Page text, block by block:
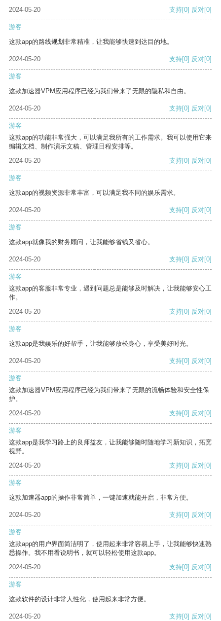
2024-05-20
支持[0] 反对[0]
游客
这款app的路线规划非常精准，让我能够快速到达目的地。
2024-05-20 支持[0] 反对[0]
游客
这款加速器VPM应用程序已经为我们带来了无限的隐私和自由。
2024-05-20 支持[0] 反对[0]
游客
这款app的功能非常强大，可以满足我所有的工作需求。我可以使用它来
编辑文档、制作演示文稿、管理日程安排等。
2024-05-20
支持[0] 反对[0]
游客
这款app的视频资源非常丰富，可以满足我不同的娱乐需求。
2024-05-20 支持[0] 反对[0]
游客
这款app就像我的财务顾问，让我能够省钱又省心。
2024-05-20 支持[0] 反对[0]
游客
这款app的客服非常专业，遇到问题总是能够及时解决，让我能够安心工
作。
2024-05-20
支持[0] 反对[0]
游客
这款app是我娱乐的好帮手，让我能够放松身心，享受美好时光。
2024-05-20 支持[0] 反对[0]
游客
这款加速器VPM应用程序已经为我们带来了无限的流畅体验和安全性保
护。
2024-05-20
支持[0] 反对[0]
游客
这款app是我学习路上的良师益友，让我能够随时随地学习新知识，拓宽
视野。
2024-05-20
支持[0] 反对[0]
游客
这款加速器app的操作非常简单，一键加速就能开启，非常方便。
2024-05-20 支持[0] 反对[0]
游客
这款app的用户界面简洁明了，使用起来非常容易上手，让我能够快速熟
悉操作。我不用看说明书，就可以轻松使用这款app。
2024-05-20
支持[0] 反对[0]
游客
这款软件的设计非常人性化，使用起来非常方便。
2024-05-20 支持[0] 反对[0]